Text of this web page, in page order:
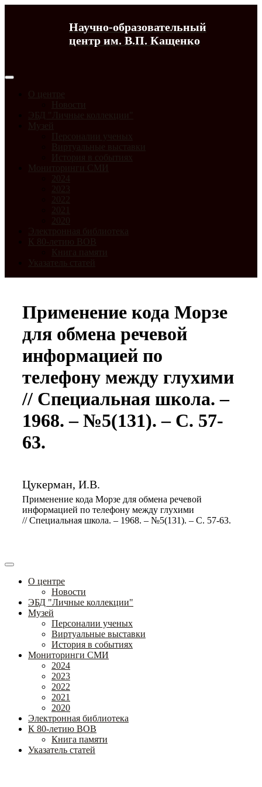
Научно-образовательный
центр им. В.П. Кащенко
О центре
Новости
ЭБД "Личные коллекции"
Музей
Персоналии ученых
Виртуальные выставки
История в событиях
Мониторинги СМИ
2024
2023
2022
2021
2020
Электронная библиотека
К 80-летию ВОВ
Книга памяти
Указатель статей
Применение кода Морзе
для обмена речевой
информацией по
телефону между глухими
// Специальная школа. –
1968. – №5(131). – С. 57-
63.
Цукерман, И.В.
Применение кода Морзе для обмена речевой
информацией по телефону между глухими
// Специальная школа. – 1968. – №5(131). – С. 57-63.
О центре
Новости
ЭБД "Личные коллекции"
Музей
Персоналии ученых
Виртуальные выставки
История в событиях
Мониторинги СМИ
2024
2023
2022
2021
2020
Электронная библиотека
К 80-летию ВОВ
Книга памяти
Указатель статей